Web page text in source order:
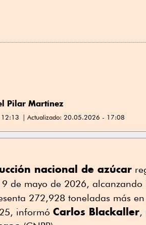
Pilar Martínez
Actualizado: 20.05.2026 - 17:08
nacional de azúcar
de mayo de 2026,
272,928 toneladas más
informó Carlos Blackaller,